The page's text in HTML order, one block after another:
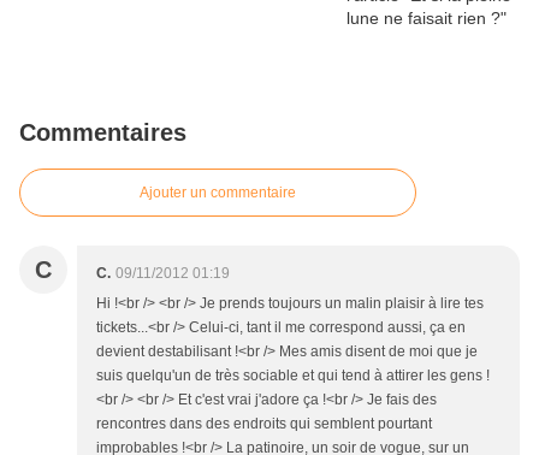
Commentaires
Ajouter un commentaire
C C. 09/11/2012 01:19
Hi !<br /> <br /> Je prends toujours un malin plaisir à lire tes
tickets...<br /> Celui-ci, tant il me correspond aussi, ça en
devient destabilisant !<br /> Mes amis disent de moi que je
suis quelqu'un de très sociable et qui tend à attirer les gens !
<br /> <br /> Et c'est vrai j'adore ça !<br /> Je fais des
rencontres dans des endroits qui semblent pourtant
improbables !<br /> La patinoire, un soir de vogue, sur un